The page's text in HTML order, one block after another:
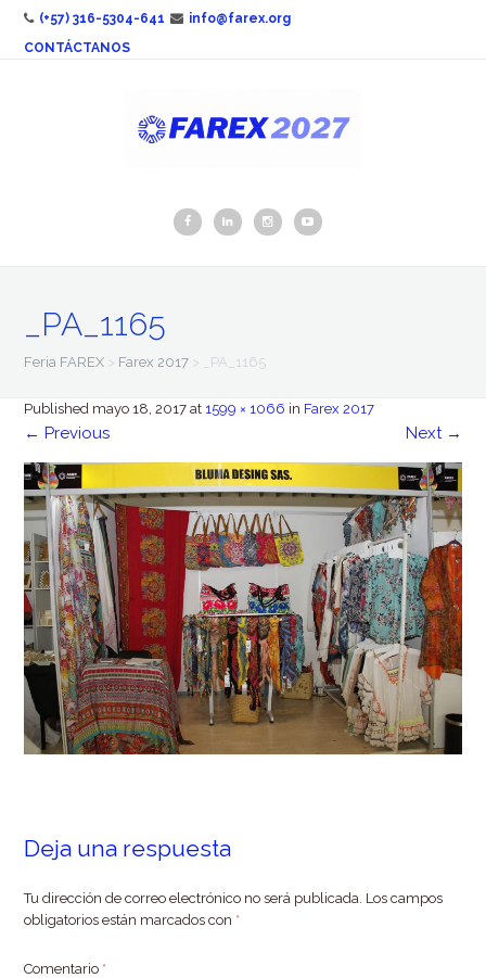
(+57) 316-5304-641
info@farex.org
CONTÁCTANOS
_PA_1165
Feria FAREX > Farex 2017 > _PA_1165
Published mayo 18, 2017 at 1599 × 1066 in Farex 2017
← Previous Next →
Deja una respuesta
Tu dirección de correo electrónico no será publicada. Los campos
obligatorios están marcados con *
Comentario *